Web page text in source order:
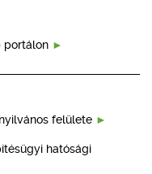
portálon
felülete
hatósági